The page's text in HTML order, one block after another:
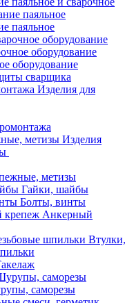
паяльное
оборудование
оборудование
сварщика
Изделия для
Изделия
метизы
Гайки, шайбы
Болты, винты
Анкерный
Втулки,
саморезы